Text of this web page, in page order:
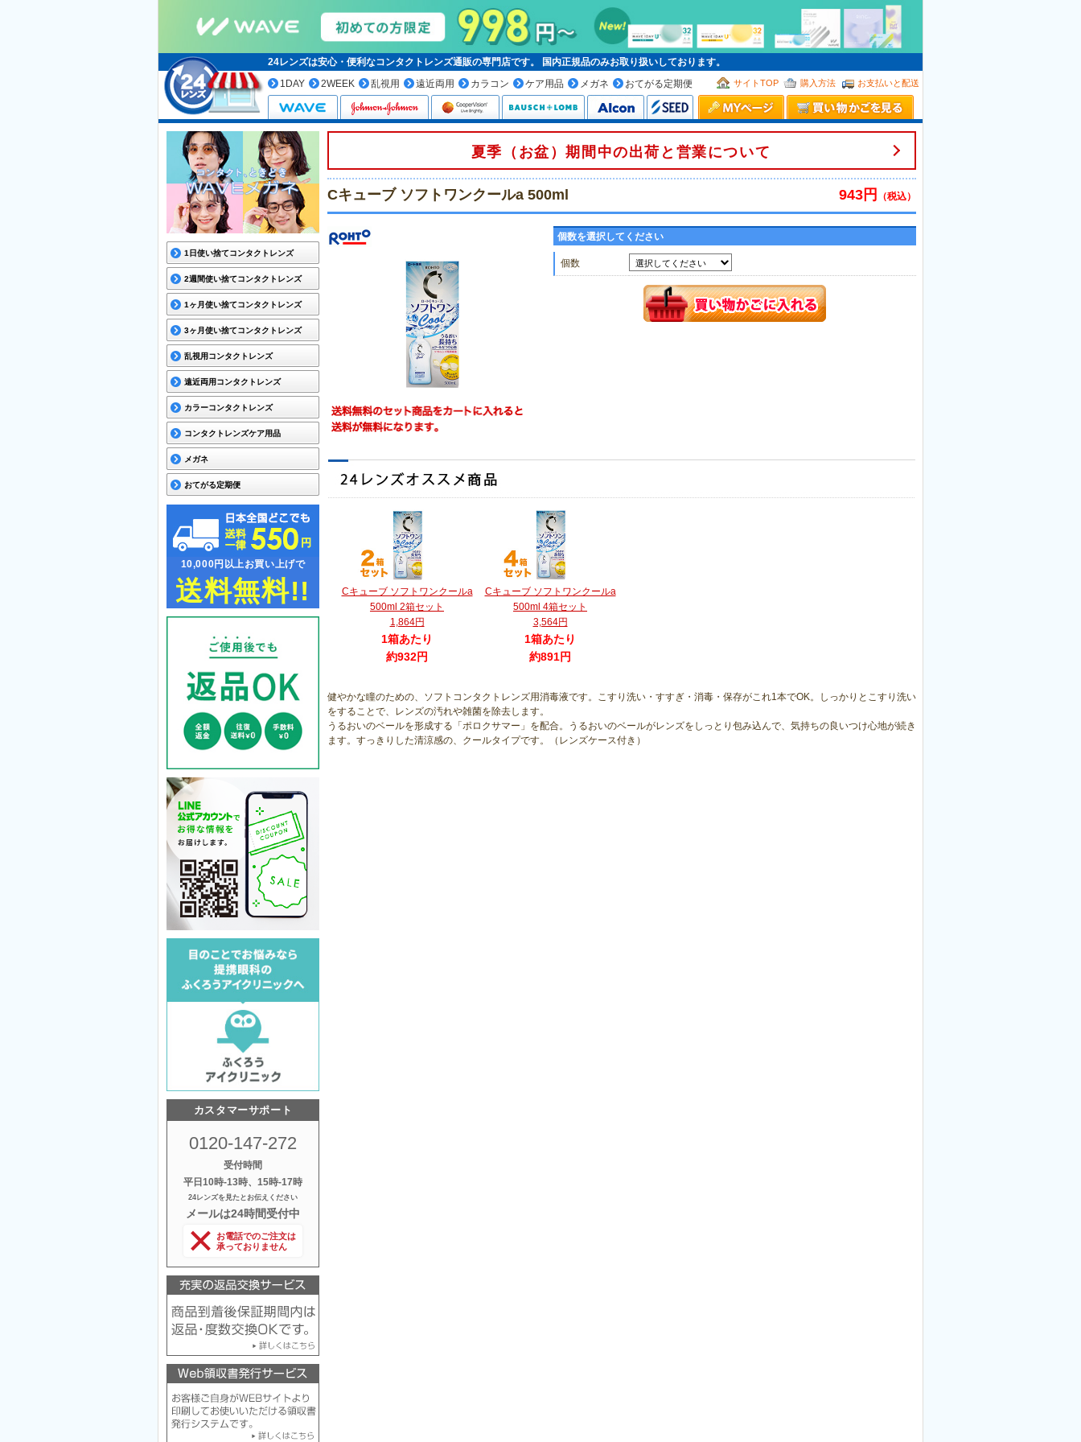
24レンズは安心・便利なコンタクトレンズ通販の専門店です。 国内正規品のみお取り扱いしております。
1DAY
2WEEK 乱視用 遠近両用 カラコン ケア用品 メガネ おてがる定期便 サイトTOP 購入方法 お支払いと配送
1日使い捨てコンタクトレンズ
2週間使い捨てコンタクトレンズ
1ヶ月使い捨てコンタクトレンズ
3ヶ月使い捨てコンタクトレンズ
乱視用コンタクトレンズ
遠近両用コンタクトレンズ
カラーコンタクトレンズ
コンタクトレンズケア用品
メガネ
おてがる定期便
10,000円以上お買い上げで
送料無料!!
カスタマーサポート
0120-147-272
受付時間
平日10時‐13時、15時‐17時
24レンズを見たとお伝えください
メールは24時間受付中
お電話でのご注文は
承っておりません
夏季（お盆）期間中の出荷と営業について
Cキューブ ソフトワンクールa 500ml 943円 （税込）
個数を選択してください
個数
Cキューブ ソフトワンクールa
500ml 2箱セット
1,864円
1箱あたり
約932円
Cキューブ ソフトワンクールa
500ml 4箱セット
3,564円
1箱あたり
約891円
健やかな瞳のための、ソフトコンタクトレンズ用消毒液です。こすり洗い・すすぎ・消毒・保存がこれ1本でOK。しっかりとこすり洗い
をすることで、レンズの汚れや雑菌を除去します。
うるおいのベールを形成する「ポロクサマー」を配合。うるおいのベールがレンズをしっとり包み込んで、気持ちの良いつけ心地が続き
ます。すっきりした清涼感の、クールタイプです。（レンズケース付き）